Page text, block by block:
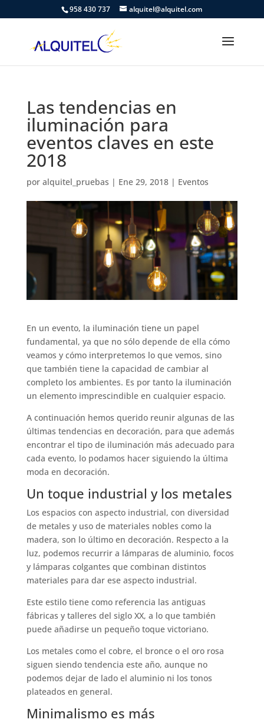
958 430 737 alquitel@alquitel.com
Las tendencias en
iluminación para
eventos claves en este
2018
por alquitel_pruebas | Ene 29, 2018| Eventos
En un evento, la iluminación tiene un papel
fundamental, ya que no sólo depende de ella cómo
veamos y cómo interpretemos lo que vemos, sino
que también tiene la capacidad de cambiar al
completo los ambientes. Es por tanto la iluminación
un elemento imprescindible en cualquier espacio.
A continuación hemos querido reunir algunas de las
últimas tendencias en decoración, para que además
encontrar el tipo de iluminación más adecuado para
cada evento, lo podamos hacer siguiendo la última
moda en decoración.
Un toque industrial y los metales
Los espacios con aspecto industrial, con diversidad
de metales y uso de materiales nobles como la
madera, son lo último en decoración. Respecto a la
luz, podemos recurrir a lámparas de aluminio, focos
y lámparas colgantes que combinan distintos
materiales para dar ese aspecto industrial.
Este estilo tiene como referencia las antiguas
fábricas y talleres del siglo XX, a lo que también
puede añadirse un pequeño toque victoriano.
Los metales como el cobre, el bronce o el oro rosa
siguen siendo tendencia este año, aunque no
podemos dejar de lado el aluminio ni los tonos
plateados en general.
Minimalismo es más